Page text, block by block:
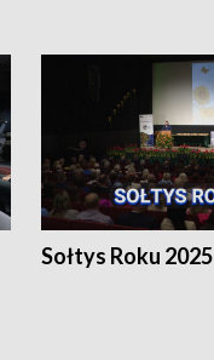
Sołtys Roku 2025